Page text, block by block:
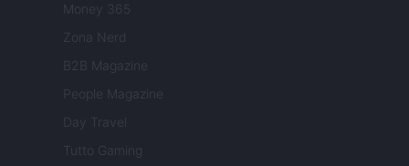
Money 365
Zona Nerd
B2B Magazine
People Magazine
Day Travel
Tutto Gaming